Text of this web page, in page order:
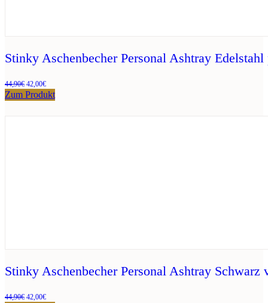
Stinky Aschenbecher Personal Ashtray
44,90€ Ursprünglicher
Preis
war:
42,00€Aktueller
Preis
ist:
Zum Produkt
Stinky Aschenbecher Personal Ashtray Schwarz
44,90€ Ursprünglicher
42,00€Aktueller